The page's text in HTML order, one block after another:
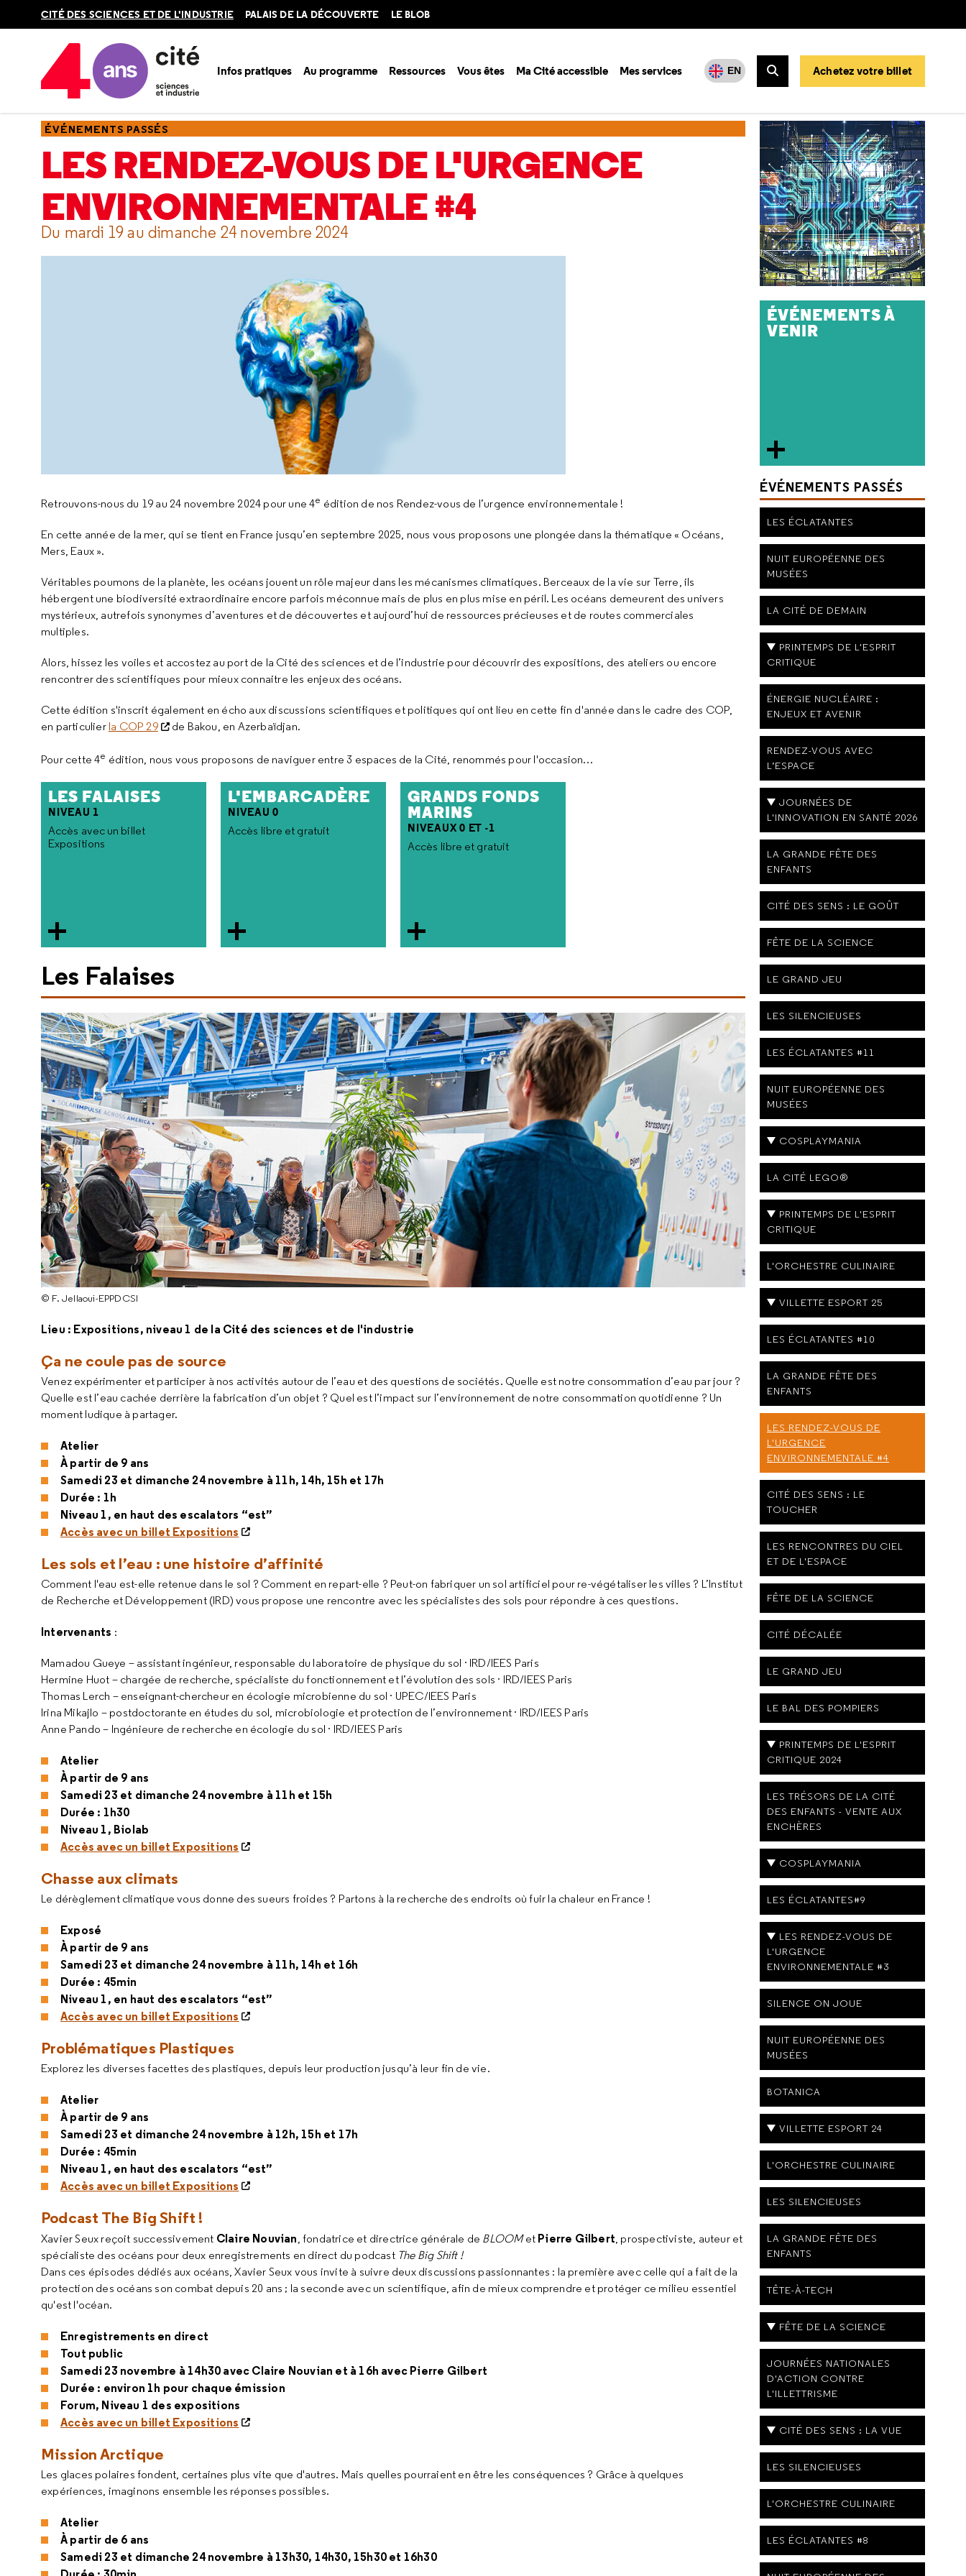
CITÉ DES SCIENCES ET DE L'INDUSTRIE PALAIS DE LA DÉCOUVERTE LE BLOB
Infos pratiques Au programme Ressources Vous êtes Ma Cité accessible Mes services EN
Rechercher
Achetez votre billet
Accueil Ressources
ÉVÉNEMENTS PASSÉS
LES RENDEZ-VOUS DE L'URGENCE
ENVIRONNEMENTALE #4
Du mardi 19 au dimanche 24 novembre 2024
Retrouvons-nous du 19 au 24 novembre 2024 pour une 4e édition de nos Rendez-vous de l’urgence environnementale !
En cette année de la mer, qui se tient en France jusqu’en septembre 2025, nous vous proposons une plongée dans la thématique « Océans,
Mers, Eaux ».
Véritables poumons de la planète, les océans jouent un rôle majeur dans les mécanismes climatiques. Berceaux de la vie sur Terre, ils
hébergent une biodiversité extraordinaire encore parfois méconnue mais de plus en plus mise en péril. Les océans demeurent des univers
mystérieux, autrefois synonymes d’aventures et de découvertes et aujourd’hui de ressources précieuses et de routes commerciales
multiples.
Alors, hissez les voiles et accostez au port de la Cité des sciences et de l’industrie pour découvrir des expositions, des ateliers ou encore
rencontrer des scientifiques pour mieux connaitre les enjeux des océans.
Cette édition s'inscrit également en écho aux discussions scientifiques et politiques qui ont lieu en cette fin d'année dans le cadre des COP,
en particulier la COP 29 de Bakou, en Azerbaïdjan.
Pour cette 4e édition, nous vous proposons de naviguer entre 3 espaces de la Cité, renommés pour l'occasion…
LES FALAISES
NIVEAU 1
Accès avec un billet
Expositions
L'EMBARCADÈRE
NIVEAU 0
Accès libre et gratuit
GRANDS FONDS
MARINS
NIVEAUX 0 ET -1
Accès libre et gratuit
Les Falaises
© F. Jellaoui-EPPDCSI
Lieu : Expositions, niveau 1 de la Cité des sciences et de l'industrie
Ça ne coule pas de source
Venez expérimenter et participer à nos activités autour de l’eau et des questions de sociétés. Quelle est notre consommation d’eau par jour ?
Quelle est l’eau cachée derrière la fabrication d’un objet ? Quel est l’impact sur l’environnement de notre consommation quotidienne ? Un
moment ludique à partager.
Atelier
À partir de 9 ans
Samedi 23 et dimanche 24 novembre à 11h, 14h, 15h et 17h
Durée : 1h
Niveau 1, en haut des escalators “est”
Accès avec un billet Expositions
Les sols et l’eau : une histoire d’affinité
Comment l'eau est-elle retenue dans le sol ? Comment en repart-elle ? Peut-on fabriquer un sol artificiel pour re-végétaliser les villes ? L’Institut
de Recherche et Développement (IRD) vous propose une rencontre avec les spécialistes des sols pour répondre à ces questions.
Intervenants :
Mamadou Gueye – assistant ingénieur, responsable du laboratoire de physique du sol · IRD/IEES Paris
Hermine Huot – chargée de recherche, spécialiste du fonctionnement et l’évolution des sols · IRD/IEES Paris
Thomas Lerch – enseignant-chercheur en écologie microbienne du sol · UPEC/IEES Paris
Irina Mikajlo – postdoctorante en études du sol, microbiologie et protection de l’environnement · IRD/IEES Paris
Anne Pando – Ingénieure de recherche en écologie du sol · IRD/IEES Paris
Atelier
À partir de 9 ans
Samedi 23 et dimanche 24 novembre à 11h et 15h
Durée : 1h30
Niveau 1, Biolab
Accès avec un billet Expositions
Chasse aux climats
Le dérèglement climatique vous donne des sueurs froides ? Partons à la recherche des endroits où fuir la chaleur en France !
Exposé
À partir de 9 ans
Samedi 23 et dimanche 24 novembre à 11h, 14h et 16h
Durée : 45min
Niveau 1, en haut des escalators “est”
Accès avec un billet Expositions
Problématiques Plastiques
Explorez les diverses facettes des plastiques, depuis leur production jusqu’à leur fin de vie.
Atelier
À partir de 9 ans
Samedi 23 et dimanche 24 novembre à 12h, 15h et 17h
Durée : 45min
Niveau 1, en haut des escalators “est”
Accès avec un billet Expositions
Podcast The Big Shift !
Xavier Seux reçoit successivement Claire Nouvian, fondatrice et directrice générale de BLOOMet Pierre Gilbert, prospectiviste, auteur et
spécialiste des océans pour deux enregistrements en direct du podcast The Big Shift !
Dans ces épisodes dédiés aux océans, Xavier Seux vous invite à suivre deux discussions passionnantes : la première avec celle qui a fait de la
protection des océans son combat depuis 20 ans ; la seconde avec un scientifique, afin de mieux comprendre et protéger ce milieu essentiel
qu'est l'océan.
Enregistrements en direct
Tout public
Samedi 23 novembre à 14h30 avec Claire Nouvian et à 16h avec Pierre Gilbert
Durée : environ 1h pour chaque émission
Forum, Niveau 1 des expositions
Accès avec un billet Expositions
Mission Arctique
Les glaces polaires fondent, certaines plus vite que d'autres. Mais quelles pourraient en être les conséquences ? Grâce à quelques
expériences, imaginons ensemble les réponses possibles.
Atelier
À partir de 6 ans
Samedi 23 et dimanche 24 novembre à 13h30, 14h30, 15h30 et 16h30
ÉVÉNEMENTS À
VENIR
ÉVÉNEMENTS PASSÉS
LES ÉCLATANTES
NUIT EUROPÉENNE DES
MUSÉES
LA CITÉ DE DEMAIN
PRINTEMPS DE L'ESPRIT
CRITIQUE
ÉNERGIE NUCLÉAIRE :
ENJEUX ET AVENIR
RENDEZ-VOUS AVEC
L’ESPACE
JOURNÉES DE
L'INNOVATION EN SANTÉ 2026
LA GRANDE FÊTE DES
ENFANTS
CITÉ DES SENS : LE GOÛT
FÊTE DE LA SCIENCE
LE GRAND JEU
LES SILENCIEUSES
LES ÉCLATANTES #11
NUIT EUROPÉENNE DES
MUSÉES
COSPLAYMANIA
LA CITÉ LEGO®
PRINTEMPS DE L'ESPRIT
CRITIQUE
L'ORCHESTRE CULINAIRE
VILLETTE ESPORT 25
LES ÉCLATANTES #10
LA GRANDE FÊTE DES
ENFANTS
LES RENDEZ-VOUS DE
L'URGENCE
ENVIRONNEMENTALE #4
CITÉ DES SENS : LE
TOUCHER
LES RENCONTRES DU CIEL
ET DE L'ESPACE
FÊTE DE LA SCIENCE
CITÉ DÉCALÉE
LE GRAND JEU
LE BAL DES POMPIERS
PRINTEMPS DE L'ESPRIT
CRITIQUE 2024
LES TRÉSORS DE LA CITÉ
DES ENFANTS - VENTE AUX
ENCHÈRES
COSPLAYMANIA
LES ÉCLATANTES#9
LES RENDEZ-VOUS DE
L'URGENCE
ENVIRONNEMENTALE #3
SILENCE ON JOUE
NUIT EUROPÉENNE DES
MUSÉES
BOTANICA
VILLETTE ESPORT 24
L'ORCHESTRE CULINAIRE
LES SILENCIEUSES
LA GRANDE FÊTE DES
ENFANTS
TÊTE-À-TECH
FÊTE DE LA SCIENCE
JOURNÉES NATIONALES
D'ACTION CONTRE
L'ILLETTRISME
CITÉ DES SENS : LA VUE
LES SILENCIEUSES
L'ORCHESTRE CULINAIRE
LES ÉCLATANTES #8